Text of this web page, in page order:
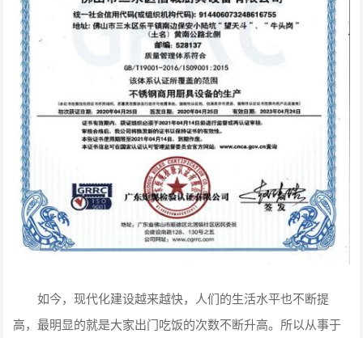
如今，现代化建设越来越快，人们的生活水平也不断提
高，最明显的就是大家出门吃饭的次数不断升高。所以从事于